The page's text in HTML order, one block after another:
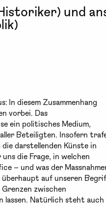
und
In diesem Zusammenhang
vorbei. Das
ein politisches Medium,
Beteiligten. Insofern
darstellenden Künste in
die Frage, in welchen
– und was der
überhaupt auf unseren
zwischen
lassen. Natürlich steht auch